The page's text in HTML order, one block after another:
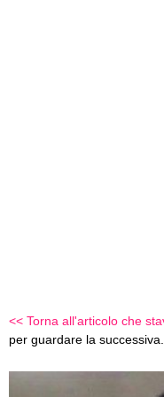
<< Torna all'articolo che
per guardare la successiva.